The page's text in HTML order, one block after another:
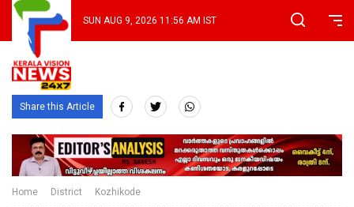
SUN AUG 9, 2026 11:56 AM IST
Share this Article
Home District Kozhikode